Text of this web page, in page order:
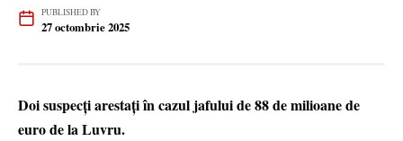
PUBLISHED BY
27 octombrie 2025
Doi suspecți arestați în cazul jafului de 88 de milioane de
euro de la Luvru.